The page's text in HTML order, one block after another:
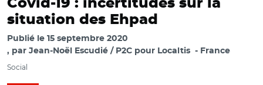
Covid-19 : incertitudes sur la
situation des Ehpad
Publié le 15 septembre 2020
par Jean-Noël Escudié / P2C pour Localtis France
Social